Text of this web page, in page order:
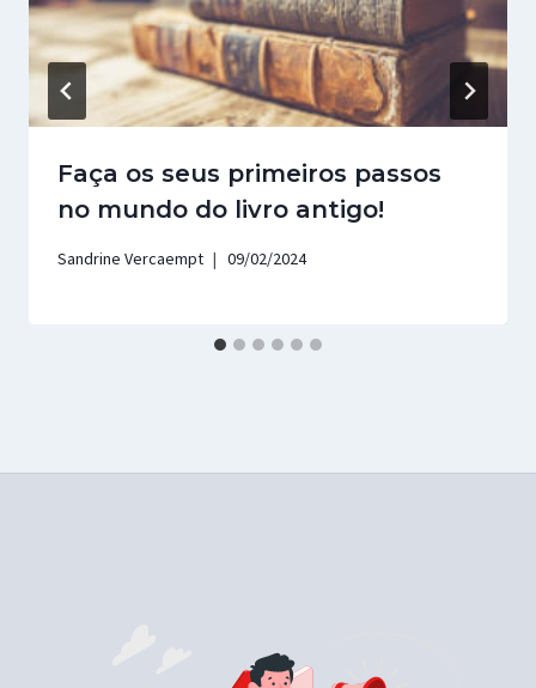
Faça os seus primeiros passos
no mundo do livro antigo!
Sandrine Vercaempt 09/02/2024